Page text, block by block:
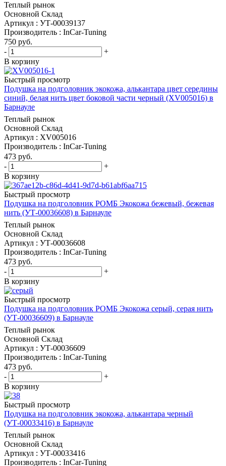
Теплый рынок
Основной Склад
Артикул : УТ-00039137
Производитель : InCar-Tuning
750 руб.
-
+
В корзину
Быстрый просмотр
Подушка на подголовник экокожа, алькантара цвет середины
синий, белая нить цвет боковой части черный (XV005016) в
Барнауле
Теплый рынок
Основной Склад
Артикул : XV005016
Производитель : InCar-Tuning
473 руб.
-
+
В корзину
Быстрый просмотр
Подушка на подголовник РОМБ Экокожа бежевый, бежевая
нить (УТ-00036608) в Барнауле
Теплый рынок
Основной Склад
Артикул : УТ-00036608
Производитель : InCar-Tuning
473 руб.
-
+
В корзину
Быстрый просмотр
Подушка на подголовник РОМБ Экокожа серый, серая нить
(УТ-00036609) в Барнауле
Теплый рынок
Основной Склад
Артикул : УТ-00036609
Производитель : InCar-Tuning
473 руб.
-
+
В корзину
Быстрый просмотр
Подушка на подголовник экокожа, алькантара черный
(УТ-00033416) в Барнауле
Теплый рынок
Основной Склад
Артикул : УТ-00033416
Производитель : InCar-Tuning